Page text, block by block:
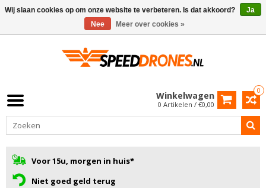
0
Winkelwagen
0 Artikelen / €0,00
Voor 15u, morgen in huis*
Niet goed geld terug
Wij slaan cookies op om onze website te verbeteren. Is dat akkoord?
Ja
Nee
Meer over cookies »